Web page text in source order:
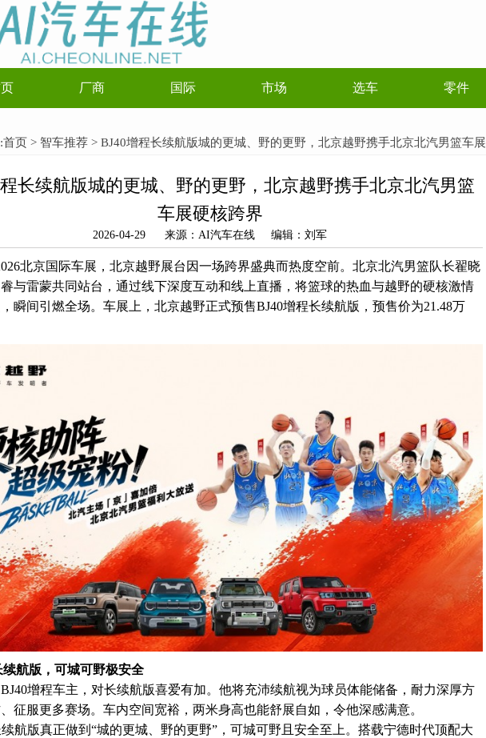
厂商 国际 市场 选车 零件
首页 > 智车推荐 > BJ40增程长续航版城的更城、野的更野，北京越野携手北京北汽男篮车展
长续航版城的更城、野的更野，北京越野携手北京北汽男篮
车展硬核跨界
2026-04-29 来源：AI汽车在线 编辑：刘军
北京国际车展，北京越野展台因一场跨界盛典而热度空前。北京北汽男篮队长翟晓
与雷蒙共同站台，通过线下深度互动和线上直播，将篮球的热血与越野的硬核激情
瞬间引燃全场。车展上，北京越野正式预售BJ40增程长续航版，预售价为21.48万
航版， 可城可野极安全
增程车主，对长续航版喜爱有加。他将充沛续航视为球员体能储备，耐力深厚方
征服更多赛场。车内空间宽裕，两米身高也能舒展自如，令他深感满意。
航版真正做到“城的更城、野的更野”，可城可野且安全至上。搭载宁德时代顶配大